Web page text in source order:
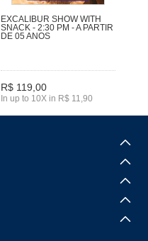
EXCALIBUR SHOW WITH
SNACK - 2:30 PM - A PARTIR
DE 05 ANOS
R$ 119,00
In up to 10X in R$ 11,90